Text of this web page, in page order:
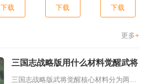
下载 下载 下载
更多+
三国志战略版用什么材料觉醒武将
三国志战略版武将觉醒核心材料分为两类，分别是对应品质的闲置武...